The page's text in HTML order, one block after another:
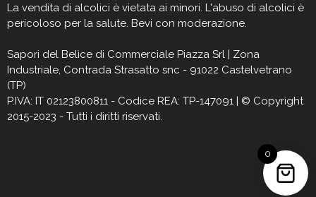
La vendita di alcolici è vietata ai minori. L'abuso di alcolici è
pericoloso per la salute. Bevi con moderazione.
Sapori del Belìce di Commerciale Piazza Srl | Zona
Industriale, Contrada Strasatto snc - 91022 Castelvetrano
(TP)
P.IVA: IT 02123800811 - Codice REA: TP-147091 | © Copyright
2015-2023 - Tutti i diritti riservati.
0